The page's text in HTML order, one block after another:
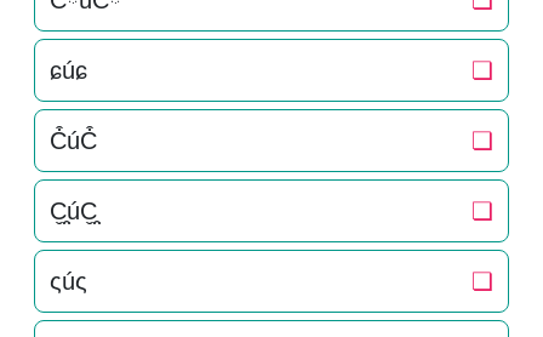
ɕúɕ ❏
C͒úC͒ ❏
C̬̤̯úC̬̤̯ ❏
ςúς ❏